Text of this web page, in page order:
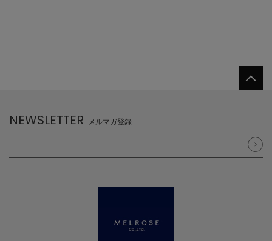
NEWSLETTER メルマガ登録